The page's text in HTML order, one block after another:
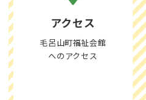
休
休
休 休 休
アクセス
毛呂山町福祉会館
へのアクセス